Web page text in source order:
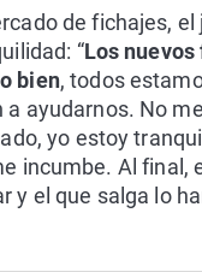
de fichajes, el
“Los
bien, todos
a ayudarnos. No
yo estoy
incumbe. Al final,
y el que salga lo